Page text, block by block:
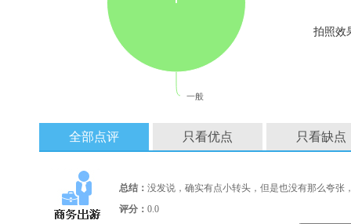
一般
拍照效
全部点评 只看优点 只看缺点
总结： 没发说，确实有点小转头，但是也没有那么夸张
评分： 0.0